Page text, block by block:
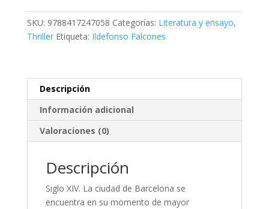
SKU: 9788417247058 Categorías: Literatura y ensayo,
Thriller Etiqueta: Ildefonso Falcones
Descripción
Información adicional
Valoraciones (0)
Descripción
Siglo XIV. La ciudad de Barcelona se
encuentra en su momento de mayor